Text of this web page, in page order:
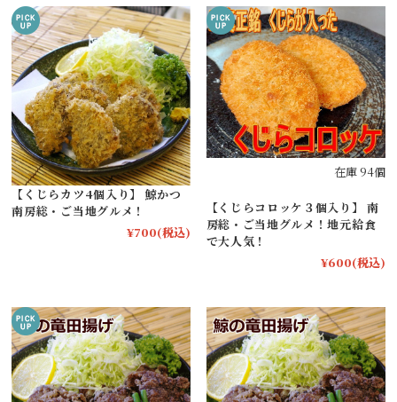
【くじらカツ4個入り】 鯨かつ
南房総・ご当地グルメ！
¥700(税込)
在庫 94個
【くじらコロッケ３個入り】 南
房総・ご当地グルメ！地元給食
で大人気！
¥600(税込)